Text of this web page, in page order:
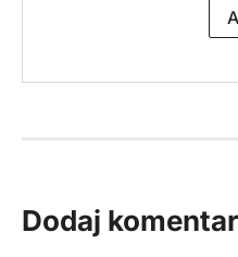
Dodaj